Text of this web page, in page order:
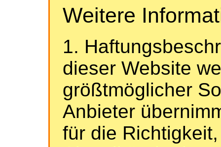
Weitere
1.
dieser Website
größtmöglicher
Anbieter
für die